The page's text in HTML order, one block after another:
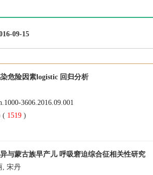
09-15
危险因素logistic 回归分析
3606.2016.09.001
( 1519)
与蒙古族早产儿 呼吸窘迫综合征相关性研究
, 宋丹